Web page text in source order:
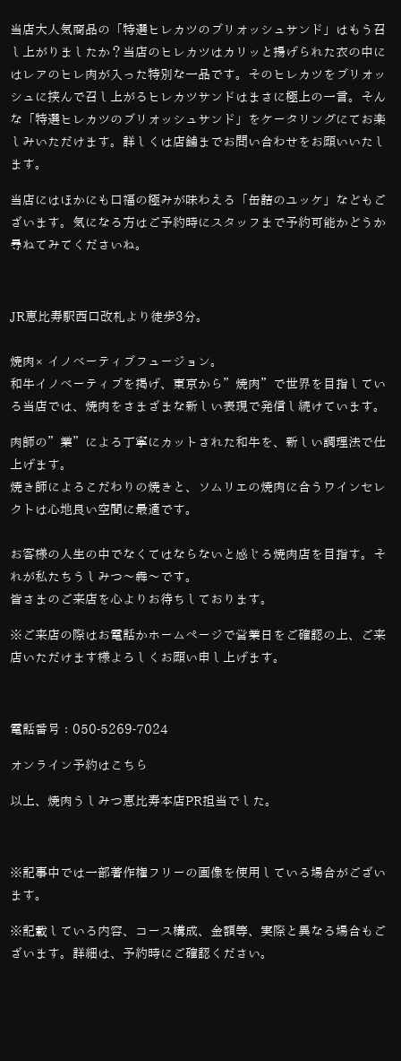
当店大人気商品の「特選ヒレカツのブリオッシュサンド」はもう召
し上がりましたか？当店のヒレカツはカリッと揚げられた衣の中に
はレアのヒレ肉が入った特別な一品です。そのヒレカツをブリオッ
シュに挟んで召し上がるヒレカツサンドはまさに極上の一言。そん
な「特選ヒレカツのブリオッシュサンド」をケータリングにてお楽
しみいただけます。詳しくは店舗までお問い合わせをお願いいたし
ます。
当店にはほかにも口福の極みが味わえる「缶詰のユッケ」などもご
ざいます。気になる方はご予約時にスタッフまで予約可能かどうか
尋ねてみてくださいね。
JR恵比寿駅西口改札より徒歩3分。
焼肉×イノベーティブフュージョン。
和牛イノベーティブを掲げ、東京から”焼肉”で世界を目指してい
る当店では、焼肉をさまざまな新しい表現で発信し続けています。
肉師の”業”による丁寧にカットされた和牛を、新しい調理法で仕
上げます。
焼き師によるこだわりの焼きと、ソムリエの焼肉に合うワインセレ
クトは心地良い空間に最適です。
お客様の人生の中でなくてはならないと感じる焼肉店を目指す。そ
れが私たちうしみつ～犇～です。
皆さまのご来店を心よりお待ちしております。
※ご来店の際はお電話かホームページで営業日をご確認の上、ご来
店いただけます様よろしくお願い申し上げます。
電話番号： 050-5269-7024
オンライン予約は こちら
以上、焼肉うしみつ恵比寿本店PR担当でした。
※記事中では一部著作権フリーの画像を使用している場合がござい
ます。
※記載している内容、コース構成、金額等、実際と異なる場合もご
ざいます。詳細は、予約時にご確認ください。